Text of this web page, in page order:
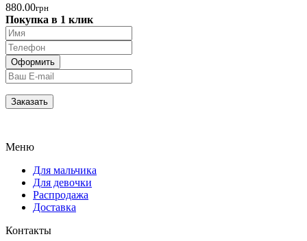
880.00грн
Покупка в 1 клик
Меню
Для мальчика
Для девочки
Распродажа
Доставка
Контакты